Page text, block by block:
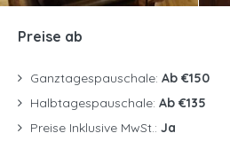
Preise ab
Ganztagespauschale: Ab €150
Halbtagespauschale: Ab €135
Preise Inklusive MwSt.: Ja